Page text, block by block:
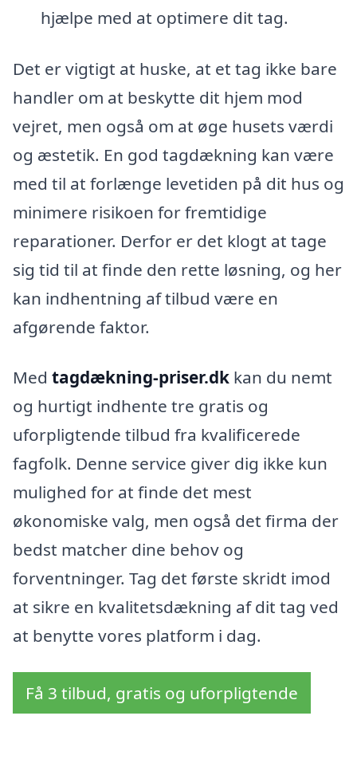
hjælpe med at optimere dit tag.
Det er vigtigt at huske, at et tag ikke bare
handler om at beskytte dit hjem mod
vejret, men også om at øge husets værdi
og æstetik. En god tagdækning kan være
med til at forlænge levetiden på dit hus og
minimere risikoen for fremtidige
reparationer. Derfor er det klogt at tage
sig tid til at finde den rette løsning, og her
kan indhentning af tilbud være en
afgørende faktor.
Med tagdækning-priser.dk kan du nemt
og hurtigt indhente tre gratis og
uforpligtende tilbud fra kvalificerede
fagfolk. Denne service giver dig ikke kun
mulighed for at finde det mest
økonomiske valg, men også det firma der
bedst matcher dine behov og
forventninger. Tag det første skridt imod
at sikre en kvalitetsdækning af dit tag ved
at benytte vores platform i dag.
Få 3 tilbud, gratis og uforpligtende